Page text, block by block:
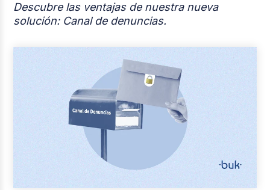
Descubre las ventajas de nuestra nueva
solución: Canal de denuncias.